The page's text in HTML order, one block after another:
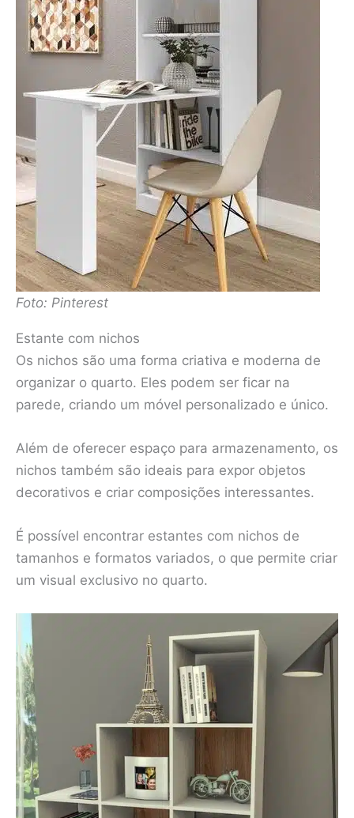
Foto: Pinterest
Estante com nichos
Os nichos são uma forma criativa e moderna de
organizar o quarto. Eles podem ser ficar na
parede, criando um móvel personalizado e único.
Além de oferecer espaço para armazenamento, os
nichos também são ideais para expor objetos
decorativos e criar composições interessantes.
É possível encontrar estantes com nichos de
tamanhos e formatos variados, o que permite criar
um visual exclusivo no quarto.